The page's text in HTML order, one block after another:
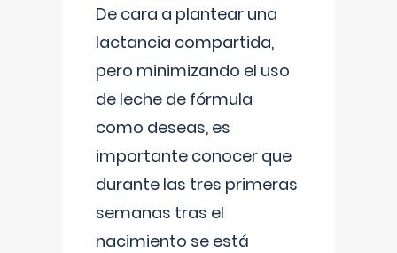
De cara a plantear una
lactancia compartida,
pero minimizando el uso
de leche de fórmula
como deseas, es
importante conocer que
durante las tres primeras
semanas tras el
nacimiento se está